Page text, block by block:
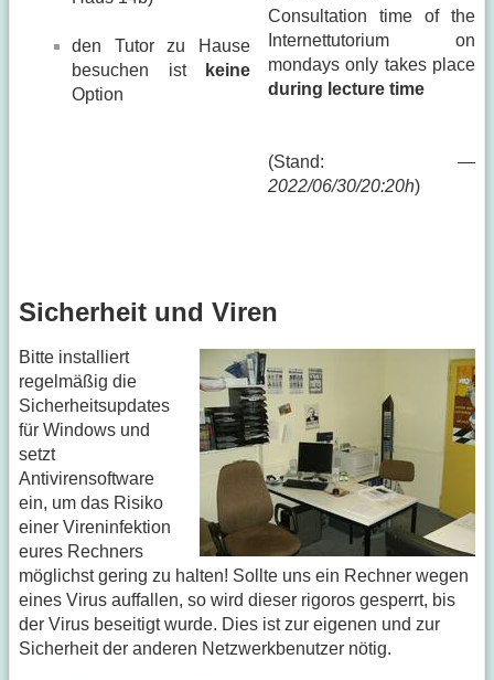
den Tutor zu Hause
besuchen ist
keine
Option
Consultation time of the
Internettutorium on
mondays only takes place
during lecture time
(Stand: —
2022/06/30/20:20h)
Sicherheit und Viren
Bitte installiert
regelmäßig die
Sicherheitsupdates
für Windows und
setzt
Antivirensoftware
ein, um das Risiko
einer Vireninfektion
eures Rechners
möglichst gering zu halten! Sollte uns ein Rechner wegen
eines Virus auffallen, so wird dieser rigoros gesperrt, bis
der Virus beseitigt wurde. Dies ist zur eigenen und zur
Sicherheit der anderen Netzwerkbenutzer nötig.